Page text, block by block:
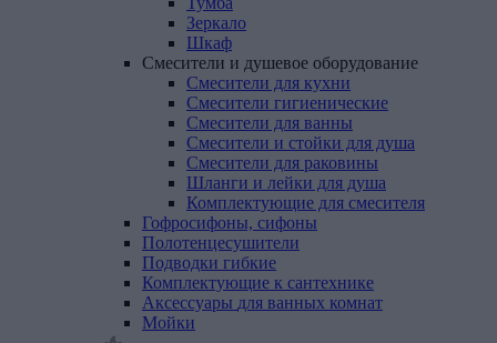
Зеркало
Шкаф
Смесители и душевое оборудование
Смесители для кухни
Смесители гигиенические
Смесители для ванны
Смесители и стойки для душа
Смесители для раковины
Шланги и лейки для душа
Комплектующие для смесителя
Гофросифоны, сифоны
Полотенцесушители
Подводки гибкие
Комплектующие к сантехнике
Аксессуары для ванных комнат
Мойки